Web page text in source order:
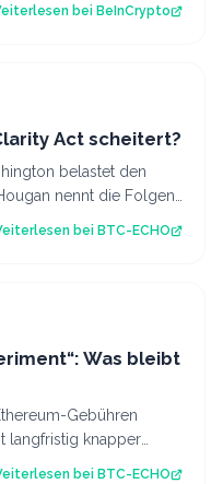
bei BeInCrypto
Act scheitert?
belastet den
nennt die Folgen
bei BTC-ECHO
Was bleibt
Gebühren
langfristig knapper
aber aus…
bei BTC-ECHO